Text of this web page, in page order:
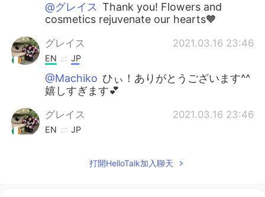
@グレイス Thank you! Flowers and
cosmetics rejuvenate our hearts🧡
グレイス 2021.03.16 23:46
EN JP
@Machiko ひぃ！ありがとうございます^^
嬉しすぎます💕
グレイス 2021.03.16 23:46
EN JP
打開HelloTalk加入聊天